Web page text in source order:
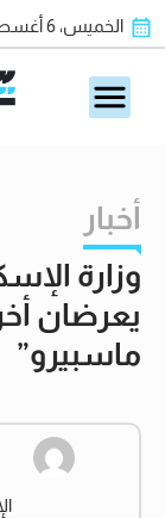
الخميس، 6 أغسطس 2026
أخبار
وزارة
يعرضان
ماسبيرو”